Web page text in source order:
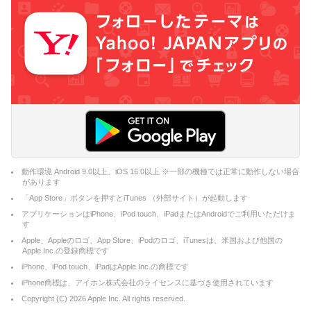
動作環境 Android 9.0以上、iOS 16.0以上 ※一部の機種では正常に動作しない場合
があります
「App Store」ボタンを押すとiTunes （外部サイト）が起動します
アプリケーションはiPhone、iPod touch、iPadまたはAndroidでご利用いただけま
す
Apple、Appleのロゴ、App Store、iPodのロゴ、iTunesは、米国および他国の
Apple Inc.の登録商標です
iPhone、iPod touch、iPadはApple Inc.の商標です
iPhone商標は、アイホン株式会社のライセンスに基づき使用されています
Copyright (C) 2026Apple Inc. All rights reserved.